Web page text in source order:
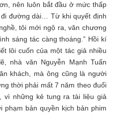
nên luôn bắt đầu ở mức thấp
đường dài… Từ khi quyết định
tôi mới ngộ ra, văn chương
sáng tác càng thoáng.” Hồi kí
lôi cuốn của một tác giả nhiều
nhà văn Nguyễn Mạnh Tuấn
khách, mà ông cũng là người
thời phải mất 7 năm theo đuổi
vì những kẻ tung ra tài liệu giả
phạm bản quyền kịch bản phim